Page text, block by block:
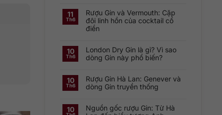
bình
luận
ở
Khám
phá
Thương
hiệu
Vodka
tiếng
toàn
cầu
11
Th6
Rượu Gin và Vermouth: Cặp
đôi linh hồn của cocktail cổ
điển
bình
luận
ở
Vermouth:
Cặp
của
cocktail
10
Th6
London Dry Gin là gì? Vì sao
dòng Gin này phổ biến?
bình
luận
ở
là
10
Th6
Rượu Gin Hà Lan: Genever và
dòng Gin truyền thống
bình
luận
10
Nguồn gốc rượu Gin: Từ Hà